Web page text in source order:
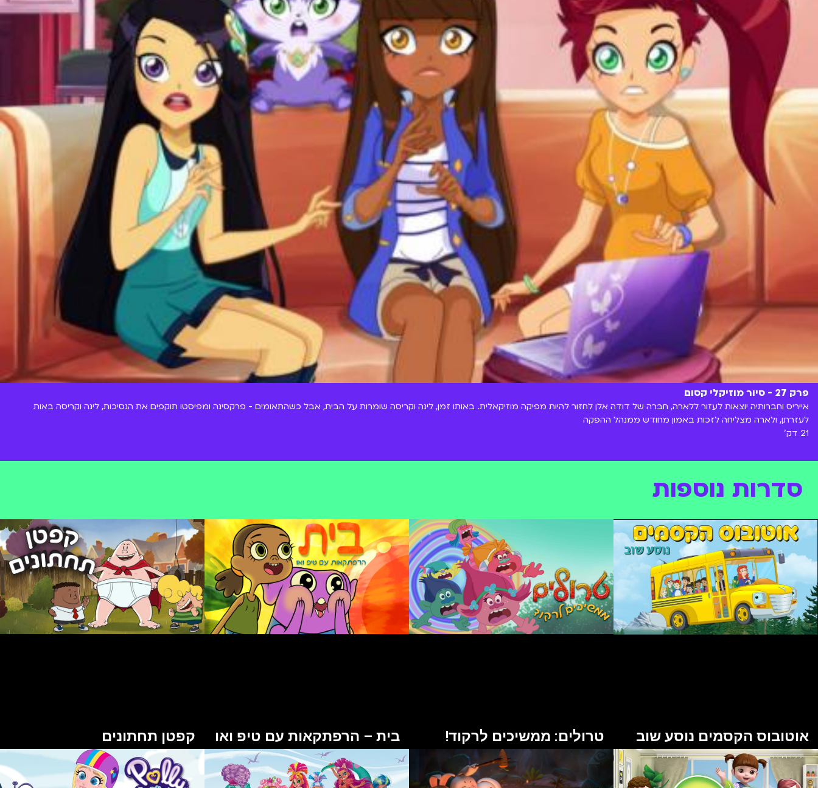
פרק 27 - סיור מוזיקלי קסום
אייריס וחברותיה יוצאות לעזור ללארה, חברה של דודה אלן לחזור להיות מפיקה מוזיקאלית. באותו זמן, לינה וקריסה שומרות על הבית, אבל כשהתאומים - פרקסינה ומפיסטו תוקפים את הנסיכות, לינה וקריסה באות
לעזרתן, ולארה מצליחה לזכות באמון מחודש ממנהל ההפקה
21 דק'
סדרות נוספות
אוטובוס הקסמים נוסע שוב טרולים: ממשיכים לרקוד! בית – הרפתקאות עם טיפ ואו קפטן תחתונים